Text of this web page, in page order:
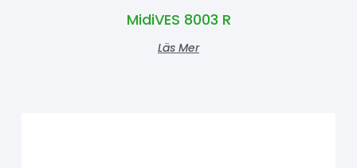
MidiVES 8003 R
Läs Mer